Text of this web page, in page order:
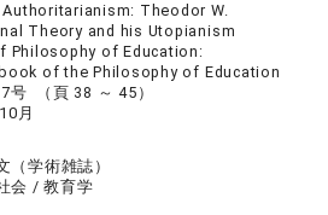
Theodor W.
Theory and his Utopianism
Philosophy of Education:
of the Philosophy of Education
（頁 38 ～ 45）
月
（学術雑誌）
会 / 教育学